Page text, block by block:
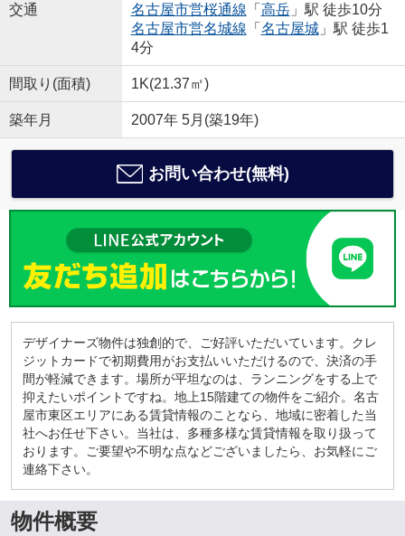
交通
名古屋市営桜通線 「 高岳」駅 徒歩10分
名古屋市営名城線 「 名古屋城」駅 徒歩1
4分
間取り(面積) 1K(21.37㎡)
築年月 2007年 5月(築19年)
お問い合わせ(無料)
デザイナーズ物件は独創的で、ご好評いただいています。クレ
ジットカードで初期費用がお支払いいただけるので、決済の手
間が軽減できます。場所が平坦なのは、ランニングをする上で
抑えたいポイントですね。地上15階建ての物件をご紹介。名古
屋市東区エリアにある賃貸情報のことなら、地域に密着した当
社へお任せ下さい。当社は、多種多様な賃貸情報を取り扱って
おります。ご要望や不明な点などございましたら、お気軽にご
連絡下さい。
物件概要